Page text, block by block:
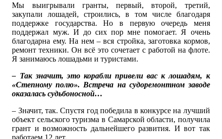
Мы выигрывали гранты, первый, второй, третий,
закупали лошадей, строились, в том числе благодаря
поддержке государства. Но в первую очередь меня
поддержал муж. И до сих пор мне помогает. Я очень
благодарна ему. На нем – вся стройка, заготовка кормов,
ремонт техники. Он всё это сочетает с работой на флоте.
Я занимаюсь лошадьми и туристами.
– Так значит, это корабли привели вас к лошадям, к
«Степному полю». Встреча на судоремонтном заводе
оказалась судьбоносной…
– Значит, так. Спустя год победила в конкурсе на лучший
объект сельского туризма в Самарской области, получила
грант и возможность дальнейшего развития. И вот так
работаем 12 лет.